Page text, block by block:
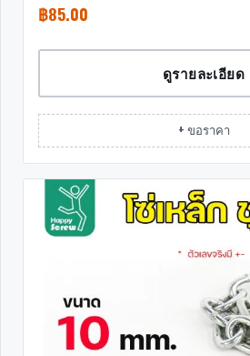
฿85.00
ดูรายละเอียด
+ ขอราคา